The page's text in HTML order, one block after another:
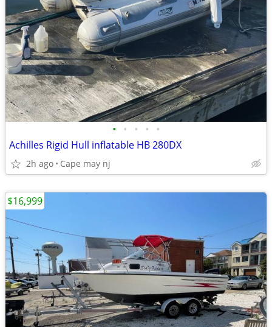
• • • • •
Achilles Rigid Hull inflatable HB 280DX
2h ago Cape may nj
$16,999